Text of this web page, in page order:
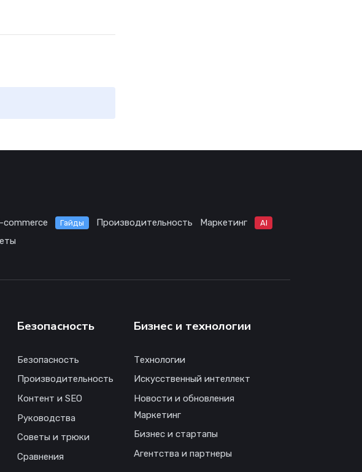
commerce Гайды Производительность Маркетинг AI
Безопасность
Безопасность
Производительность
Контент и SEO
Руководства
Советы и трюки
Сравнения
Бизнес и технологии
Технологии
Искусственный интеллект
Новости и обновления
Маркетинг
Бизнес и стартапы
Агентства и партнеры